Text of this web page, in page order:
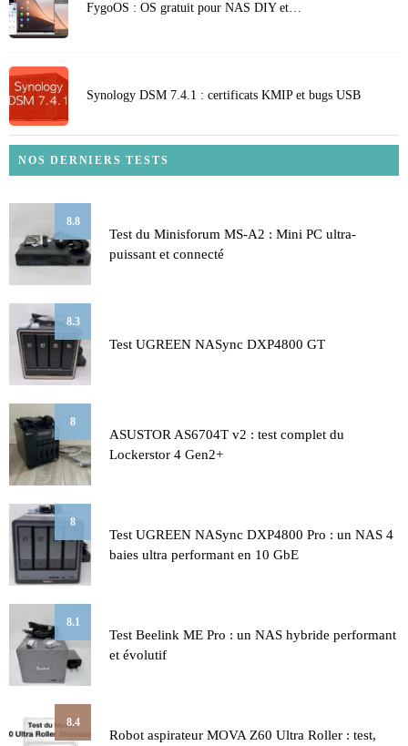
FygoOS : OS gratuit pour NAS DIY et…
Synology DSM 7.4.1 : certificats KMIP et bugs USB
NOS DERNIERS TESTS
8.8
Test du Minisforum MS-A2 : Mini PC ultra-
puissant et connecté
8.3
Test UGREEN NASync DXP4800 GT
8
ASUSTOR AS6704T v2 : test complet du
Lockerstor 4 Gen2+
8
Test UGREEN NASync DXP4800 Pro : un NAS 4
baies ultra performant en 10 GbE
8.1
Test Beelink ME Pro : un NAS hybride performant
et évolutif
8.4
Robot aspirateur MOVA Z60 Ultra Roller : test,